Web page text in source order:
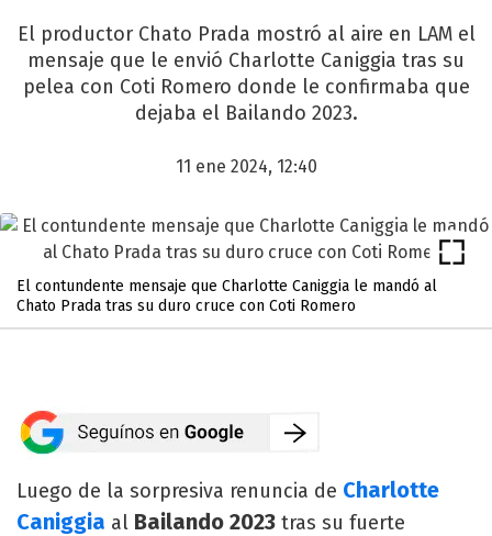
El productor Chato Prada mostró al aire en LAM el
mensaje que le envió Charlotte Caniggia tras su
pelea con Coti Romero donde le confirmaba que
dejaba el Bailando 2023.
11 ene 2024, 12:40
El contundente mensaje que Charlotte Caniggia le mandó al
Chato Prada tras su duro cruce con Coti Romero
Luego de la sorpresiva renuncia de Charlotte
Caniggia al Bailando 2023 tras su fuerte